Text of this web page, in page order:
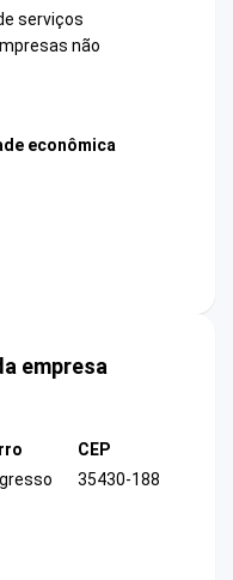
serviços
não
econômica
empresa
CEP
35430-188